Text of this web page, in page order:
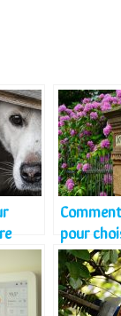
le
pour
de sa